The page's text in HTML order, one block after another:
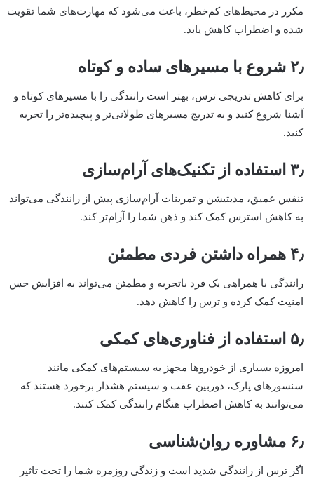
مکرر در محیط‌های کم‌خطر، باعث می‌شود که مهارت‌های شما تقویت
شده و اضطراب کاهش یابد.
۲٫ شروع با مسیرهای ساده و کوتاه
برای کاهش تدریجی ترس، بهتر است رانندگی را با مسیرهای کوتاه و
آشنا شروع کنید و به تدریج مسیرهای طولانی‌تر و پیچیده‌تر را تجربه
کنید.
۳٫ استفاده از تکنیک‌های آرام‌سازی
تنفس عمیق، مدیتیشن و تمرینات آرام‌سازی پیش از رانندگی می‌تواند
به کاهش استرس کمک کند و ذهن شما را آرام‌تر کند.
۴٫ همراه داشتن فردی مطمئن
رانندگی با همراهی یک فرد باتجربه و مطمئن می‌تواند به افزایش حس
امنیت کمک کرده و ترس را کاهش دهد.
۵٫ استفاده از فناوری‌های کمکی
امروزه بسیاری از خودروها مجهز به سیستم‌های کمکی مانند
سنسورهای پارک، دوربین عقب و سیستم هشدار برخورد هستند که
می‌توانند به کاهش اضطراب هنگام رانندگی کمک کنند.
۶٫ مشاوره روان‌شناسی
اگر ترس از رانندگی شدید است و زندگی روزمره شما را تحت تاثیر